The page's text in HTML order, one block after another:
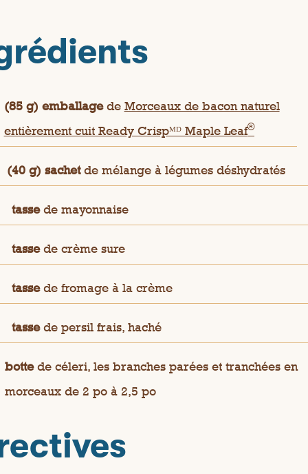
(85 g) emballagede Morceaux de bacon naturel
entièrement cuit Ready Crispᴹᴰ Maple Leaf®
(40 g) sachetde mélange à légumes déshydratés
tassede mayonnaise
tassede crème sure
tassede fromage à la crème
tassede persil frais, haché
bottede céleri, les branches parées et tranchées en
morceaux de 2 po à 2,5 po